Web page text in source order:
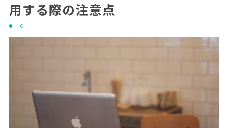
用する際の注意点